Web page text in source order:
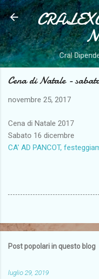
Passa ai
Cral
Cena di Natale -
novembre 25, 2017
Cena di Natale 2017
Sabato 16 dicembre
CA' AD PANCOT,
Post popolari in questo blog
luglio 29, 2019